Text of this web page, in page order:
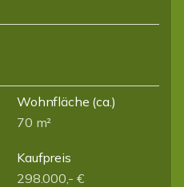
Wohnfläche (ca.)
70 m²
Kaufpreis
298.000,- €